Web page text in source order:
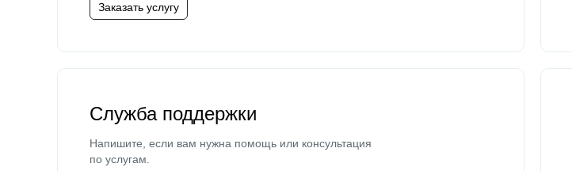
Заказать услугу
Служба поддержки
Напишите, если вам нужна помощь или консультация
по услугам.